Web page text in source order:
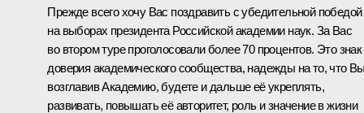
Прежде всего хочу Вас поздравить с убедительной победой
на выборах президента Российской академии наук. За Вас
во втором туре проголосовали более 70 процентов. Это знак
доверия академического сообщества, надежды на то, что
возглавив Академию, будете и дальше её укреплять,
развивать, повышать её авторитет, роль и значение в жизни